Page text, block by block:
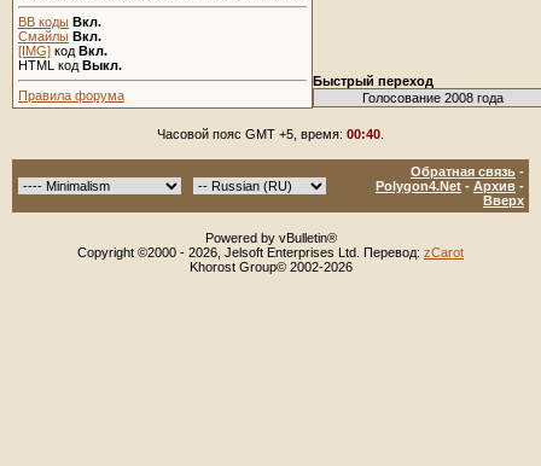
BB коды Вкл.
Смайлы Вкл.
[IMG] код Вкл.
HTML код Выкл.
Правила форума
Быстрый переход
Часовой пояс GMT +5, время: 00:40
Обратная связь -
Polygon4.Net - Архив -
Вверх
Powered by vBulletin®
Copyright ©2000 - 2026, Jelsoft Enterprises Ltd. Перевод: zCarot
Khorost Group© 2002-2026